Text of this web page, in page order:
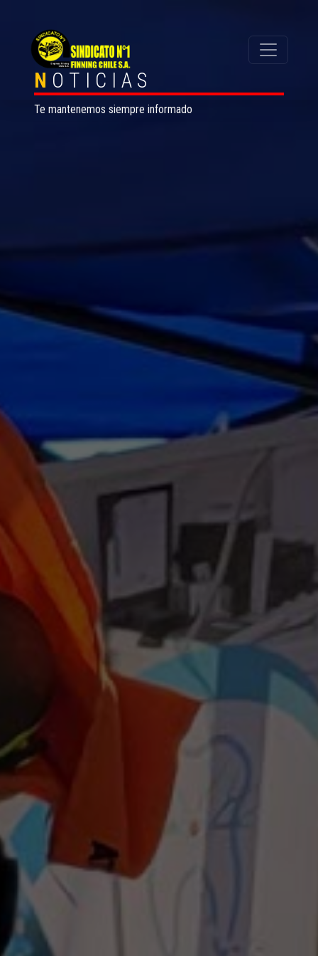
N OTICIAS
Te mantenemos siempre informado